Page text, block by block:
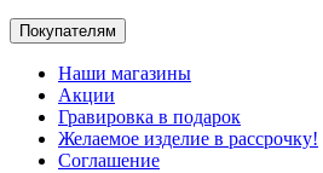
Покупателям
Наши магазины
Акции
Гравировка в подарок
Желаемое изделие в рассрочку!
Соглашение